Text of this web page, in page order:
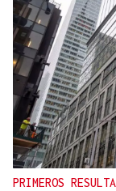
PRIMEROS